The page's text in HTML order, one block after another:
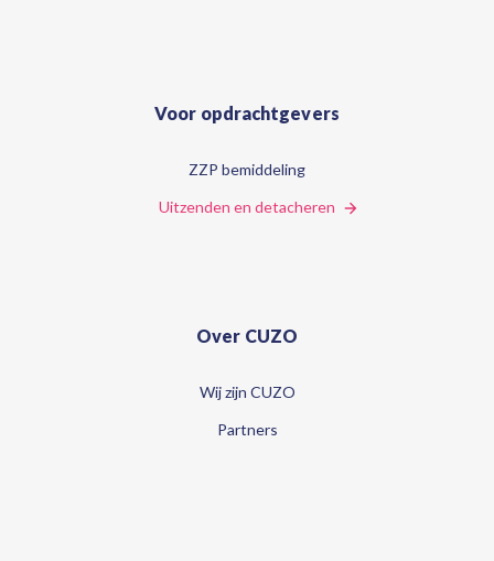
Voor opdrachtgevers
ZZP bemiddeling
Uitzenden en detacheren
Over CUZO
Wij zijn CUZO
Partners